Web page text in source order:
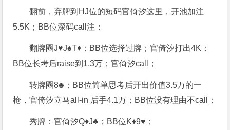
翻前，弃牌到HJ位的短码官倚汐这里，开池加注
5.5K；BB位深码call注；
翻牌圈J♥J♠T♦；BB位选择过牌；官倚汐打出4K；
BB位长考后raise到1.3万；官倚汐call；
转牌圈8♣；BB位简单思考后开出价值3.5万的一
枪，官倚汐立马all-in 后手4.1万；BB位没有理由不call；
秀牌：官倚汐Q♦J♣；BB位K♦9♥；